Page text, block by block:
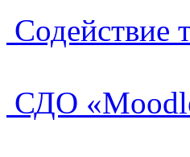
Содействие
СДО